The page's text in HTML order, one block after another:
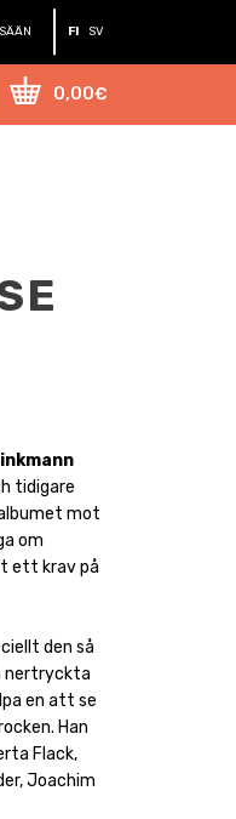
FI SV
0,00€
tidigare
mot
om
ett krav på
den så
nertryckta
en att se
Han
Flack,
Joachim